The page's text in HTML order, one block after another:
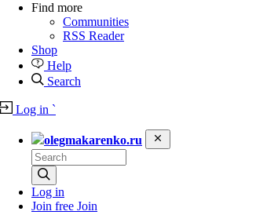
Find more
Communities
RSS Reader
Shop
Help
Search
Log in `
olegmakarenko.ru
Log in
Join free Join